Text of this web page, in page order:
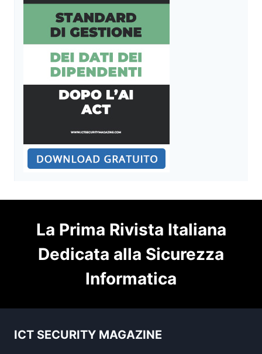
La Prima Rivista Italiana
Dedicata alla Sicurezza
Informatica
ICT SECURITY MAGAZINE